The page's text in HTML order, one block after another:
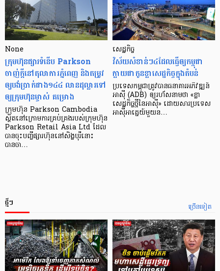
None
ក្រុមហ៊ុនផ្សារទំនើប Parkson
ចាញ់ក្ដីនៅតុលាការភ្នំពេញ និងតម្រូវ
ឲ្យបង់ប្រាក់ជាង១៤៤ លានដុល្លារទៅ
ឲ្យក្រុមហ៊ុនម្ចាស់ គម្រោង
ក្រុមហ៊ុន Parkson Cambodia
ស្ថិតនៅក្រោមការគ្រប់គ្រងរបស់ក្រុមហ៊ុន
Parkson Retail Asia Ltd ដែល
បានចុះបញ្ចីផ្សារហ៊ុននៅសិង្ហបុរីនោះ
បានចា…
សេដ្ឋកិច្ច​
វិស័យ​សំខាន់ៗ​៤​ដែល​ធ្វើ​ឲ្យ​កម្ពុជា​
ក្លាយ​ជា​កូន​ខ្លា​សេដ្ឋកិច្ច​ក្នុង​តំបន់
ប្រទេស​កម្ពុជា​ត្រូវ​បាន​ធនាគារ​អភិវឌ្ឍន៍​
អាស៊ី (ADB) ឲ្យ​រហ័ស​នាមថា «ខ្លា​
សេដ្ឋកិច្ច​ថ្មី​នៃ​អាស៊ី» ដោយសារ​ប្រទេស​
អាស៊ី​អាគ្នេយ៍​មួយ​ន…
ច្រើនទៀត
ថ្មីៗ